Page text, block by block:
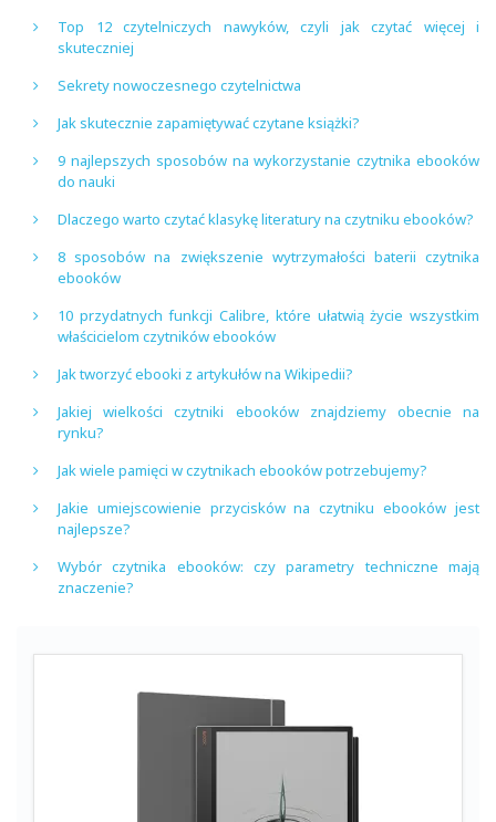
Top 12 czytelniczych nawyków, czyli jak czytać więcej i
skuteczniej
Sekrety nowoczesnego czytelnictwa
Jak skutecznie zapamiętywać czytane książki?
9 najlepszych sposobów na wykorzystanie czytnika ebooków
do nauki
Dlaczego warto czytać klasykę literatury na czytniku ebooków?
8 sposobów na zwiększenie wytrzymałości baterii czytnika
ebooków
10 przydatnych funkcji Calibre, które ułatwią życie wszystkim
właścicielom czytników ebooków
Jak tworzyć ebooki z artykułów na Wikipedii?
Jakiej wielkości czytniki ebooków znajdziemy obecnie na
rynku?
Jak wiele pamięci w czytnikach ebooków potrzebujemy?
Jakie umiejscowienie przycisków na czytniku ebooków jest
najlepsze?
Wybór czytnika ebooków: czy parametry techniczne mają
znaczenie?